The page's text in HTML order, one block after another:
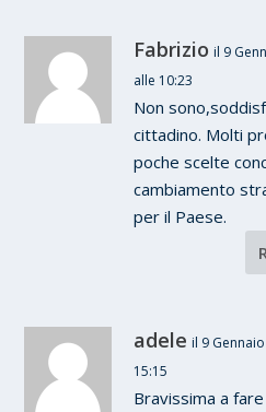
Fabrizio il 9
alle 10:23
Non
cittadino. Molti
poche scelte
cambiamento
per il Paese.
adele il 9
15:15
Bravissima a